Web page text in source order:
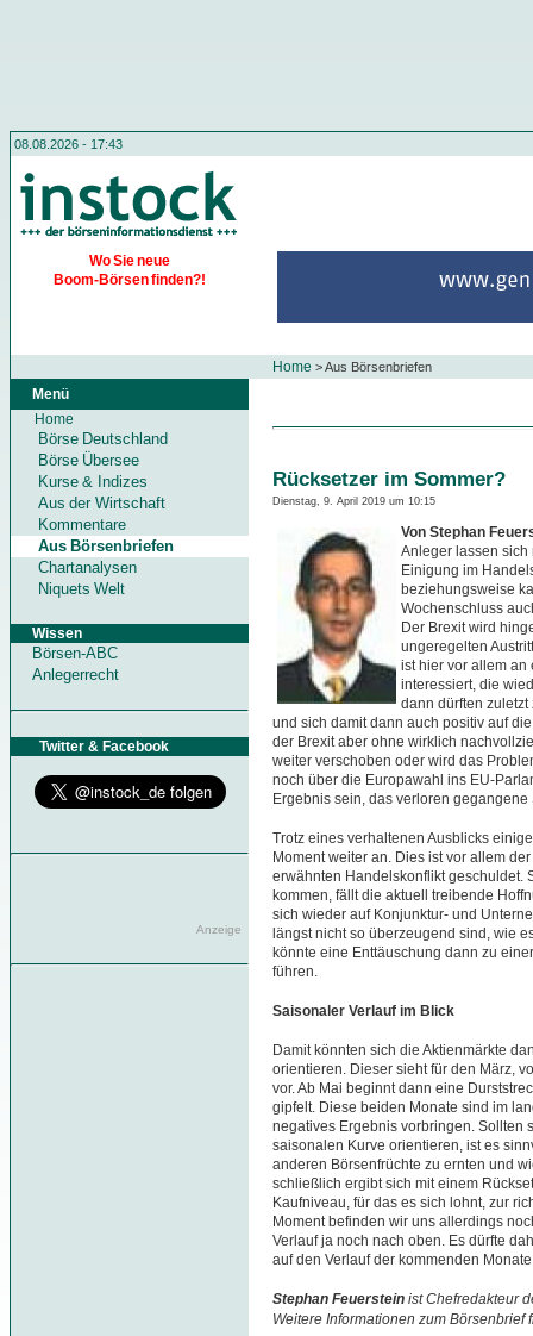
08.08.2026 - 17:43
Wo Sie neue
Boom-Börsen finden?!
Home >Aus Börsenbriefen
Menü
Home
Börse Deutschland
Börse Übersee
Kurse & Indizes
Aus der Wirtschaft
Kommentare
Aus Börsenbriefen
Chartanalysen
Niquets Welt
Wissen
Börsen-ABC
Anlegerrecht
Twitter & Facebook
Anzeige
Rücksetzer im Sommer?
Dienstag, 9. April 2019 um 10:15
Von Stephan
Anleger lassen
Einigung im
beziehungsweise
Wochenschluss
Der Brexit wird
ungeregelten
ist hier vor allem
interessiert, die
dann dürften
und sich damit dann auch positiv auf
der Brexit aber ohne wirklich
weiter verschoben oder wird das
noch über die Europawahl ins EU-
Ergebnis sein, das verloren
Trotz eines verhaltenen Ausblicks
Moment weiter an. Dies ist vor allem
erwähnten Handelskonflikt geschuldet.
kommen, fällt die aktuell treibende
sich wieder auf Konjunktur- und
längst nicht so überzeugend sind, wie
könnte eine Enttäuschung dann zu
führen.
Saisonaler Verlauf im Blick
Damit könnten sich die Aktienmärkte
orientieren. Dieser sieht für den März,
vor. Ab Mai beginnt dann eine
gipfelt. Diese beiden Monate sind im
negatives Ergebnis vorbringen. Sollten
saisonalen Kurve orientieren, ist es
anderen Börsenfrüchte zu ernten und
schließlich ergibt sich mit einem
Kaufniveau, für das es sich lohnt, zur
Moment befinden wir uns allerdings
Verlauf ja noch nach oben. Es dürfte
auf den Verlauf der kommenden
Stephan Feuerstein ist Chefredakteur
Weitere Informationen zum Börsenbrief